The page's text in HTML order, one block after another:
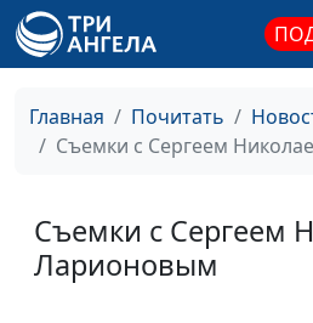
Главная Почитать
Съемки с Сергеем
Съемки с Сергеем
Ларионовым